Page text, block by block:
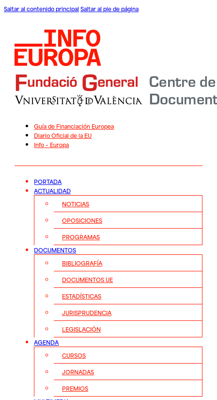
Saltar al contenido principal Saltar al pie de página
Guía de Financiación Europea
Diario Oficial de la EU
Info – Europa
PORTADA
ACTUALIDAD
NOTICIAS
OPOSICIONES
PROGRAMAS
DOCUMENTOS
BIBLIOGRAFÍA
DOCUMENTOS UE
ESTADÍSTICAS
JURISPRUDENCIA
LEGISLACIÓN
AGENDA
CURSOS
JORNADAS
PREMIOS